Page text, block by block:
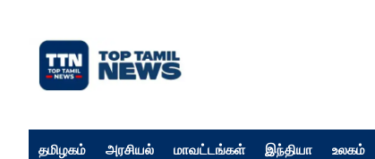
தமிழகம் அரசியல் மாவட்டங்கள் இந்தியா உலகம்